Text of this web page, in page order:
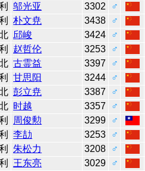
邬光亚 3302
♂
朴文尭 3438
♂
邱峻 3424
♂
赵哲伦 3253
♂
古霊益 3397
♂
甘思阳 3244
♂
彭立尭 3387
♂
时越 3357
♂
周俊勲 3299
♂
李劼 3253
♂
朱松力 3208
♂
王东亮 3029
♂